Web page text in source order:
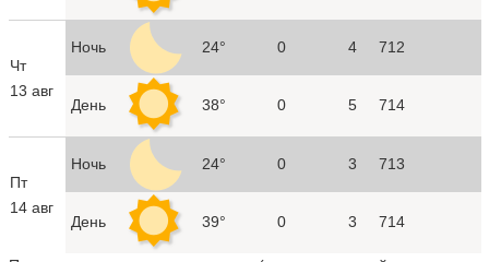
Чт
13 авг
Ночь 24° 0 4 712
День 38° 0 5 714
Пт
14 авг
Ночь 24° 0 3 713
День 39° 0 3 714